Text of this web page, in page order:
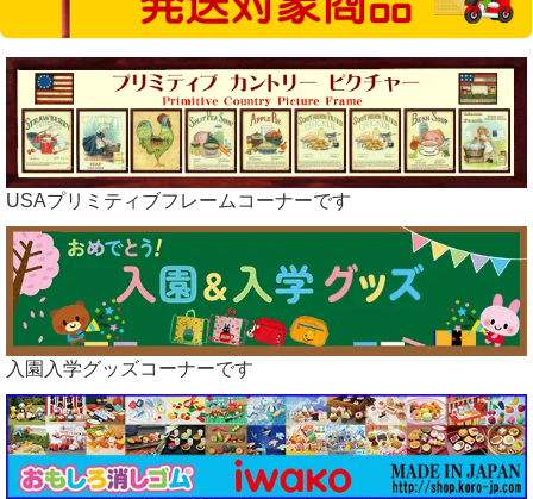
04.25 25日、26日はポイント５倍イベント開催中です。
04.24ラガディ希少ドールアップしました
04.15 15日、16日はポイント５倍イベント開催中です。
04.14
ラガディアンティーク雑貨、アップしました
04.11ラガディ雑貨、アップしました
04.09ラガディアンティーク雑貨、アップしました
04.05 5日、6日はポイント５倍イベント開催中です。
04.04星条旗雑貨など、アップしました
03.25 25日、26日はポイント５倍イベント開催中です。
03.23ラガディグッズ、アップしました
03.17ラガディアンティーク雑貨、アップしました
03.10
ラガディ、ブリキアイテムアップしました
03.08収納ボックスなど、アップしました
03.06RAGGEDYラガディドール、アップしました
03.05 5日、6日はポイント５倍イベント開催中です。
02.25 25日、26日はポイント５倍イベント開催中です。
02.15 15日、16日はポイント５倍イベント開催中です。
02.05 5日、6日はポイント５倍イベント開催中です。
01.25 25日、26日はポイント５倍イベント開催中です。
01.15 15日、16日はポイント５倍イベント開催中です。
01.05 03.01 楽天ペイでのお支払いを終了いたしました。
USAプリミティブフレームコーナーです
入園入学グッズコーナーです